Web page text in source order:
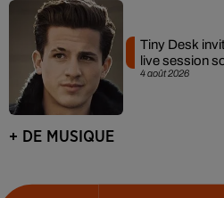
4 août 2026
Tiny Desk
live session
+ DE MUSIQUE